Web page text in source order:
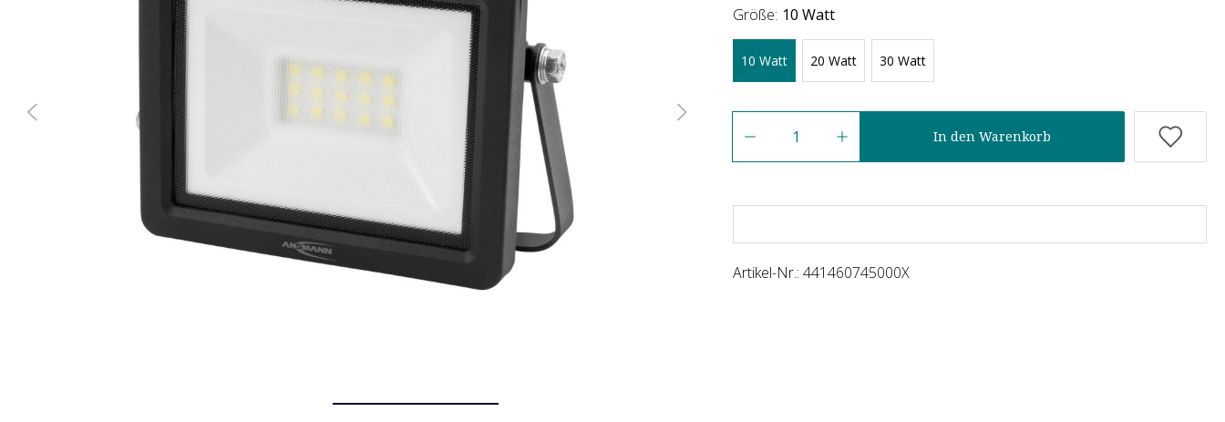
Größe: 10 Watt
10 Watt 20 Watt 30 Watt
In den Warenkorb
Artikel-Nr.: 441460745000X